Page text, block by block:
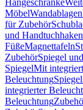
Hängeschränke
MöbelWandablagen
für Zubehör
und Handtuchhaken
FüßeMagnettafeln
ZubehörSpiegel
SpiegelMit
Beleuchtung
integrierter
Beleuchtung